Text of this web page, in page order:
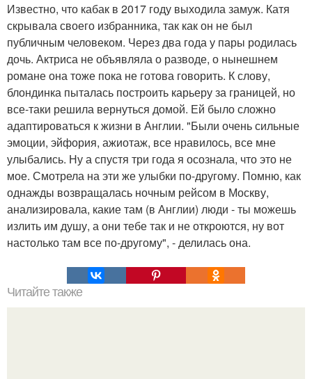
Известно, что кабак в 2017 году выходила замуж. Катя
скрывала своего избранника, так как он не был
публичным человеком. Через два года у пары родилась
дочь. Актриса не объявляла о разводе, о нынешнем
романе она тоже пока не готова говорить. К слову,
блондинка пыталась построить карьеру за границей, но
все-таки решила вернуться домой. Ей было сложно
адаптироваться к жизни в Англии. "Были очень сильные
эмоции, эйфория, ажиотаж, все нравилось, все мне
улыбались. Ну а спустя три года я осознала, что это не
мое. Смотрела на эти же улыбки по-другому. Помню, как
однажды возвращалась ночным рейсом в Москву,
анализировала, какие там (в Англии) люди - ты можешь
излить им душу, а они тебе так и не откроются, ну вот
настолько там все по-другому", - делилась она.
Читайте также